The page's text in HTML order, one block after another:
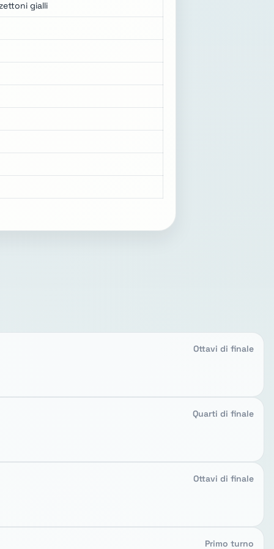
gialli
Ottavi di finale
Quarti di finale
Ottavi di finale
Primo turno